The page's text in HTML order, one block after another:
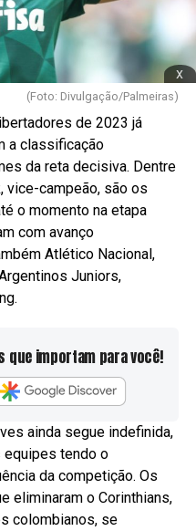
x
(Foto: Divulgação/Palmeiras)
de 2023 já
a classificação
da reta decisiva. Dentre
vice-campeão, são os
o momento na etapa
com avanço
Atlético Nacional,
Juniors,
importam para você!
ainda segue indefinida,
equipes tendo o
da competição. Os
eliminaram o Corinthians,
colombianos, se